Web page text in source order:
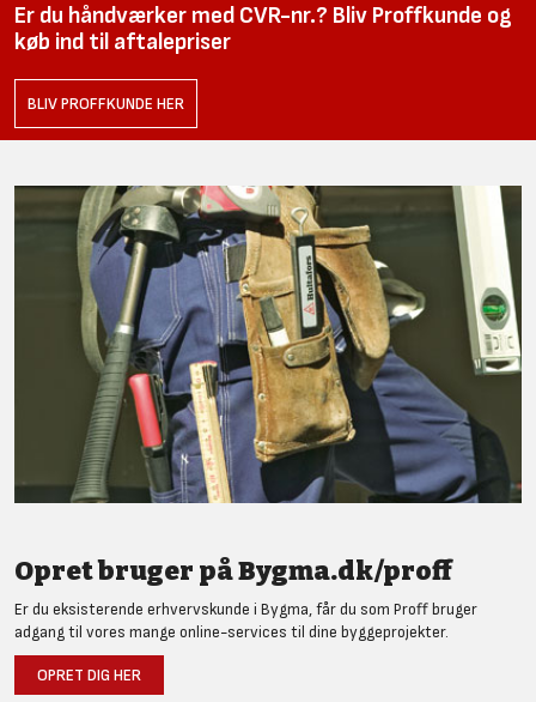
Er du håndværker med CVR-nr.? Bliv Proffkunde og
køb ind til aftalepriser
BLIV PROFFKUNDE HER
Opret bruger på Bygma.dk/proff
Er du eksisterende erhvervskunde i Bygma, får du som Proff bruger
adgang til vores mange online-services til dine byggeprojekter.
OPRET DIG HER